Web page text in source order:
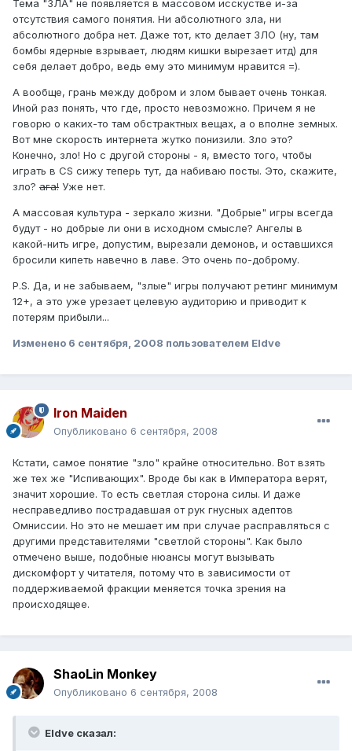
Тема "ЗЛА" не появляется в массовом исскустве и-за
отсутствия самого понятия. Ни абсолютного зла, ни
абсолютного добра нет. Даже тот, кто делает ЗЛО (ну, там
бомбы ядерные взрывает, людям кишки вырезает итд) для
себя делает добро, ведь ему это минимум нравится =).
А вообще, грань между добром и злом бывает очень тонкая.
Иной раз понять, что где, просто невозможно. Причем я не
говорю о каких-то там обстрактных вещах, а о вполне земных.
Вот мне скорость интернета жутко понизили. Зло это?
Конечно, зло! Но с другой стороны - я, вместо того, чтобы
играть в CS сижу теперь тут, да набиваю посты. Это, скажите,
зло? ага! Уже нет.
А массовая культура - зеркало жизни. "Добрые" игры всегда
будут - но добрые ли они в исходном смысле? Ангелы в
какой-нить игре, допустим, вырезали демонов, и оставшихся
бросили кипеть навечно в лаве. Это очень по-доброму.
P.S. Да, и не забываем, "злые" игры получают ретинг минимум
12+, а это уже урезает целевую аудиторию и приводит к
потерям прибыли...
Изменено 6 сентября, 2008 пользователем Eldve
Iron Maiden
Опубликовано 6 сентября, 2008
Кстати, самое понятие "зло" крайне относительно. Вот взять
же тех же "Испивающих". Вроде бы как в Императора верят,
значит хорошие. То есть светлая сторона силы. И даже
несправедливо пострадавшая от рук гнусных адептов
Омниссии. Но это не мешает им при случае расправляться с
другими представителями "светлой стороны". Как было
отмечено выше, подобные нюансы могут вызывать
дискомфорт у читателя, потому что в зависимости от
поддерживаемой фракции меняется точка зрения на
происходящее.
ShaoLin Monkey
Опубликовано 6 сентября, 2008
Eldve сказал: